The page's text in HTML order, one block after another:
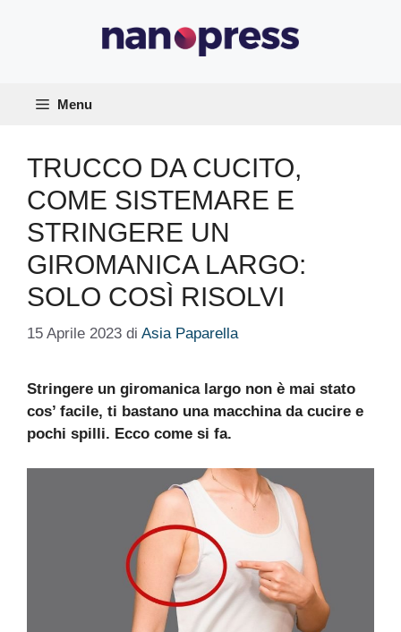
Menu
TRUCCO DA CUCITO,
COME SISTEMARE E
STRINGERE UN
GIROMANICA LARGO:
SOLO COSÌ RISOLVI
15 Aprile 2023 di Asia Paparella
Stringere un giromanica largo non è mai stato
cos’ facile, ti bastano una macchina da cucire e
pochi spilli. Ecco come si fa.